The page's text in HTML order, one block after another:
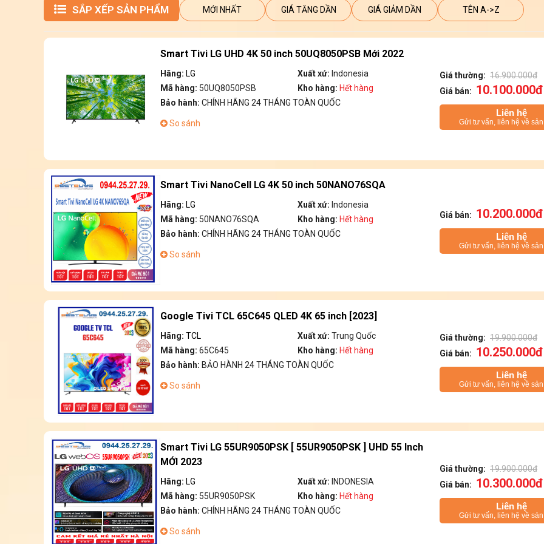
SẮP XẾP SẢN PHẨM MỚI NHẤT GIÁ TĂNG DẦN GIÁ GIẢM DẦN TÊN A->Z
Smart Tivi LG UHD 4K 50 inch 50UQ8050PSB Mới 2022
Hãng: LG Xuất xứ: Indonesia
Mã hàng: 50UQ8050PSB Kho hàng: Hết hàng
Bảo hành: CHÍNH HÃNG 24 THÁNG TOÀN QUỐC
So sánh
Giá thường: 16.900.000đ
Giá bán: 10.100.000đ
Liên hệ
Gửi tư vấn, liên hệ về
Smart Tivi NanoCell LG 4K 50 inch 50NANO76SQA
Hãng: LG Xuất xứ: Indonesia
Mã hàng: 50NANO76SQA Kho hàng: Hết hàng
Bảo hành: CHÍNH HÃNG 24 THÁNG TOÀN QUỐC
So sánh
Giá bán: 10.200.000đ
Liên hệ
Gửi tư vấn, liên hệ về
Google Tivi TCL 65C645 QLED 4K 65 inch [2023]
Hãng: TCL Xuất xứ: Trung Quốc
Mã hàng: 65C645 Kho hàng: Hết hàng
Bảo hành: BẢO HÀNH 24 THÁNG TOÀN QUỐC
So sánh
Giá thường: 19.900.000đ
Giá bán: 10.250.000đ
Liên hệ
Gửi tư vấn, liên hệ về
Smart Tivi LG 55UR9050PSK [ 55UR9050PSK ] UHD 55 Inch
MỚI 2023
Hãng: LG Xuất xứ: INDONESIA
Mã hàng: 55UR9050PSK Kho hàng: Hết hàng
Bảo hành: CHÍNH HÃNG 24 THÁNG TOÀN QUỐC
So sánh
Giá thường: 19.900.000đ
Giá bán: 10.300.000đ
Liên hệ
Gửi tư vấn, liên hệ về